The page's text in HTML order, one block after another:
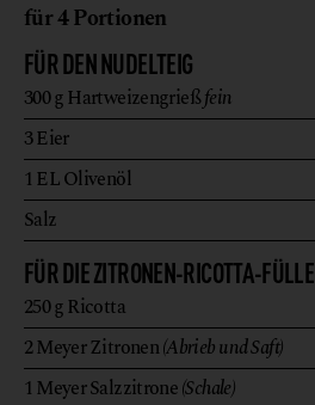
für 4 Portionen
FÜR DEN NUDELTEIG
300gHartweizengrießfein
3Eier
1 ELOlivenöl
Salz
FÜR DIE ZITRONEN-RICOTTA-FÜLLE
250gRicotta
2Meyer Zitronen(Abrieb und Saft)
1 Meyer Salzzitrone(Schale)